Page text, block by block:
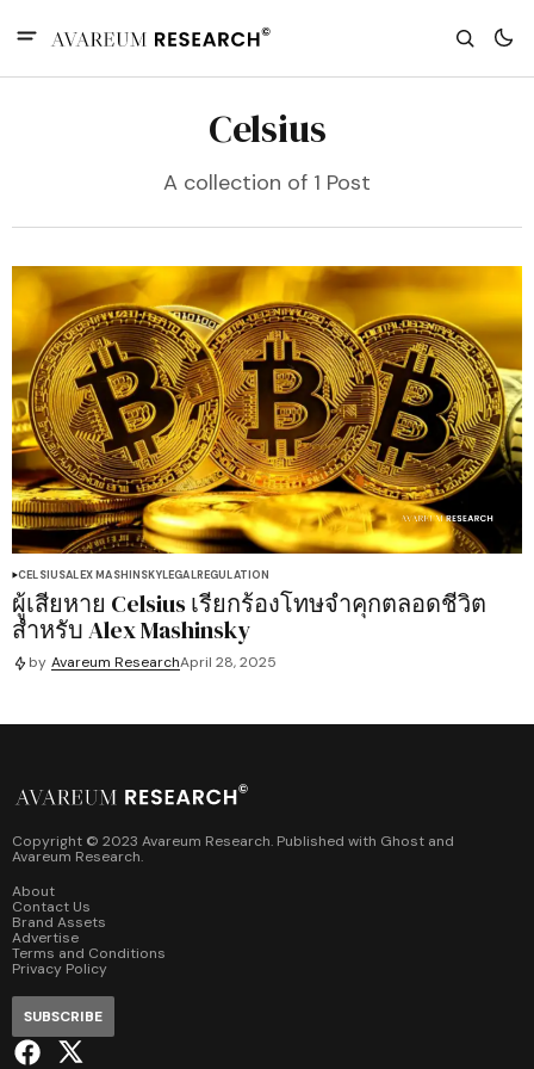
Celsius
A collection of 1 Post
CELSIUSALEX MASHINSKYLEGALREGULATION
ผู้เสียหาย Celsius เรียกร้องโทษจำคุกตลอดชีวิต
สำหรับ Alex Mashinsky
by Avareum ResearchApril 28, 2025
Copyright © 2023 Avareum Research. Published with Ghost and
Avareum Research.
About
Contact Us
Brand Assets
Advertise
Terms and Conditions
Privacy Policy
SUBSCRIBE